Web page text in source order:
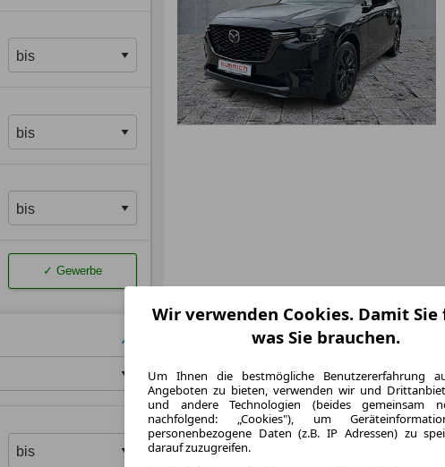
Gewerbe
LEASING
Wir verwenden Cookies. Damit Sie
was Sie brauchen.
Um Ihnen die bestmögliche Benutzererfahrung
Angeboten zu bieten, verwenden wir und
und andere Technologien (beides gemeinsam
nachfolgend: „Cookies"), um
personenbezogene Daten (z.B. IP Adressen) zu
darauf zuzugreifen.